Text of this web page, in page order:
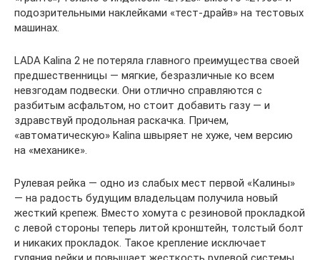
подозрительными наклейками «тест-драйв» на тестовых
машинах.
LADA Kalina 2 не потеряла главного преимущества своей
предшественницы — мягкие, безразличные ко всем
невзгодам подвески. Они отлично справляются с
разбитым асфальтом, но стоит добавить газу — и
здравствуй продольная раскачка. Причем,
«автоматическую» Kalina швыряет не хуже, чем версию
на «механике».
Рулевая рейка — одно из слабых мест первой «Калины»
— на радость будущим владельцам получила новый
жесткий крепеж. Вместо хомута с резиновой прокладкой
с левой стороны теперь литой кронштейн, толстый болт
и никаких прокладок. Такое крепление исключает